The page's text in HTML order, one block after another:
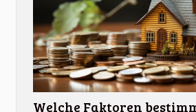
Welche Faktoren